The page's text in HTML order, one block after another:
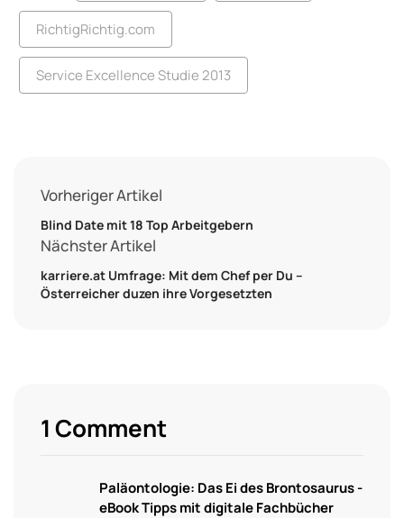
RichtigRichtig.com
Service Excellence Studie 2013
Vorheriger Artikel
Blind Date mit 18 Top Arbeitgebern
Nächster Artikel
karriere.at Umfrage: Mit dem Chef per Du –
Österreicher duzen ihre Vorgesetzten
1 Comment
Paläontologie: Das Ei des Brontosaurus -
eBook Tipps mit digitale Fachbücher